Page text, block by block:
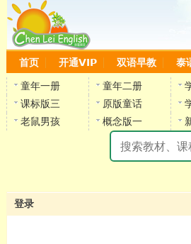
首页 开通VIP 双语早教 泰
童年一册 童年二册
课标版三
原版童话
老鼠男孩
概念版一
登录